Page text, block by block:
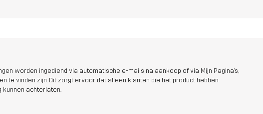
worden ingediend via automatische e-mails na aankoop of via Mijn Pagina's,
te vinden zijn. Dit zorgt ervoor dat alleen klanten die het product hebben
kunnen achterlaten.